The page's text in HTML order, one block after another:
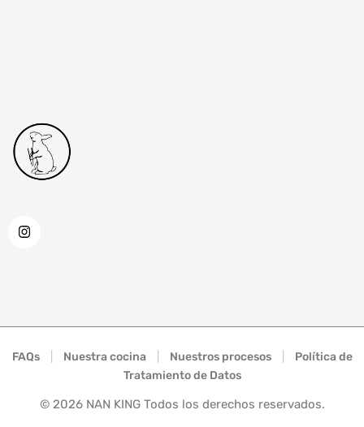
FAQs Nuestra cocina Nuestros procesos
Política de
Tratamiento de Datos
© 2026NAN KING Todos los derechos reservados.